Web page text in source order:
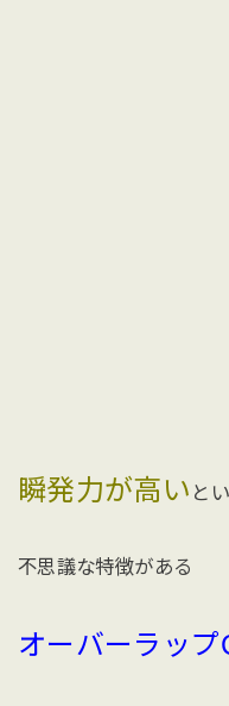
瞬発力が高い と
不思議な特徴がある
オーバーラップ